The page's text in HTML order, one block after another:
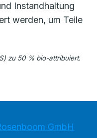
Instandhaltung
werden, um Teile
zu 50 % bio-attribuiert.
GmbH